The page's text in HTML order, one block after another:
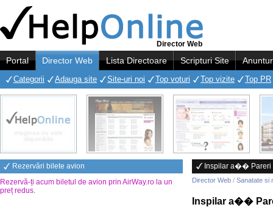
Director Web
Portal Director Web Lista Directoare Scripturi Site
Categorii Adauga site Site-uri noi Top voturi Top vizite Top PR
Rezervări bilete avion
Rezervă-ți acum biletul de avion prin AirWay.ro la un
preț redus.
Inspilar a�� Pareri
Director Web / Sanatate si
Inspilar a��